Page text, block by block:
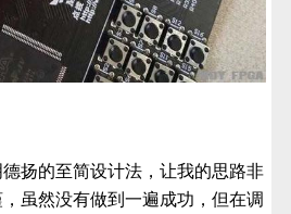
扬的至简设计法，让我的思路非
虽然没有做到一遍成功，但在调